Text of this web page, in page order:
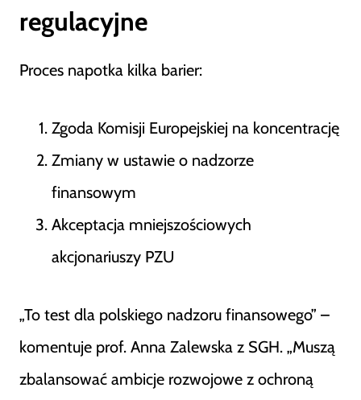
regulacyjne
Proces napotka kilka barier:
Zgoda Komisji Europejskiej na koncentrację
Zmiany w ustawie o nadzorze
finansowym
Akceptacja mniejszościowych
akcjonariuszy PZU
„To test dla polskiego nadzoru finansowego” –
komentuje prof. Anna Zalewska z SGH. „Muszą
zbalansować ambicje rozwojowe z ochroną